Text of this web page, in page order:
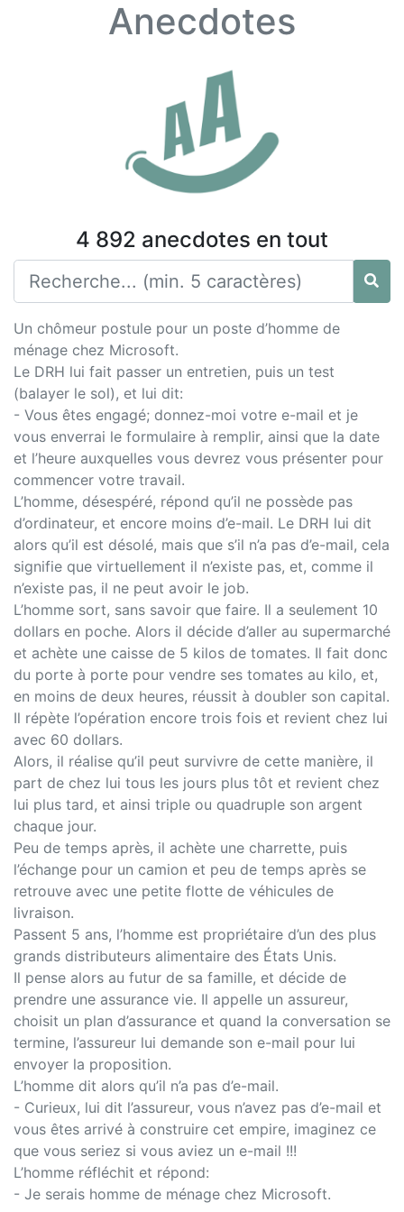
Anecdotes
4 892 anecdotes en tout
Un chômeur postule pour un poste d’homme de
ménage chez Microsoft.
Le DRH lui fait passer un entretien, puis un test
(balayer le sol), et lui dit:
- Vous êtes engagé; donnez-moi votre e-mail et je
vous enverrai le formulaire à remplir, ainsi que la date
et l’heure auxquelles vous devrez vous présenter pour
commencer votre travail.
L’homme, désespéré, répond qu’il ne possède pas
d’ordinateur, et encore moins d’e-mail. Le DRH lui dit
alors qu’il est désolé, mais que s’il n’a pas d’e-mail, cela
signifie que virtuellement il n’existe pas, et, comme il
n’existe pas, il ne peut avoir le job.
L’homme sort, sans savoir que faire. Il a seulement 10
dollars en poche. Alors il décide d’aller au supermarché
et achète une caisse de 5 kilos de tomates. Il fait donc
du porte à porte pour vendre ses tomates au kilo, et,
en moins de deux heures, réussit à doubler son capital.
Il répète l’opération encore trois fois et revient chez lui
avec 60 dollars.
Alors, il réalise qu’il peut survivre de cette manière, il
part de chez lui tous les jours plus tôt et revient chez
lui plus tard, et ainsi triple ou quadruple son argent
chaque jour.
Peu de temps après, il achète une charrette, puis
l’échange pour un camion et peu de temps après se
retrouve avec une petite flotte de véhicules de
livraison.
Passent 5 ans, l’homme est propriétaire d’un des plus
grands distributeurs alimentaire des États Unis.
Il pense alors au futur de sa famille, et décide de
prendre une assurance vie. Il appelle un assureur,
choisit un plan d’assurance et quand la conversation se
termine, l’assureur lui demande son e-mail pour lui
envoyer la proposition.
L’homme dit alors qu’il n’a pas d’e-mail.
- Curieux, lui dit l’assureur, vous n’avez pas d’e-mail et
vous êtes arrivé à construire cet empire, imaginez ce
que vous seriez si vous aviez un e-mail !!!
L’homme réfléchit et répond:
- Je serais homme de ménage chez Microsoft.